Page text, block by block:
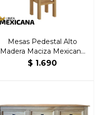
Mesas Pedestal Alto
Madera Maciza Mexicana
Natural
$ 1.690